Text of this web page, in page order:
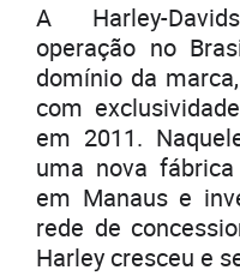
A Harley-
operação no
domínio da
com
em 2011.
uma nova
em Manaus e
rede de
Harley cresceu e